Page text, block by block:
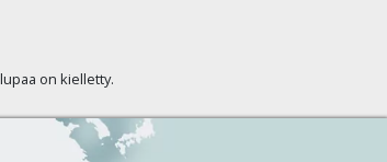
on kielletty.